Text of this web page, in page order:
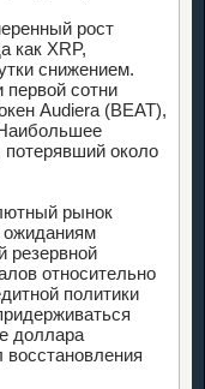
рост
как XRP,
снижением.
сотни
Audiera (BEAT),
около
рынок
ожиданиям
резервной
относительно
политики
доллара
восстановления